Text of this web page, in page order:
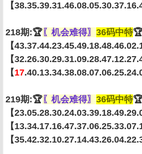
【
218期:🏆〖机会难得〗 36码中特
【
【
【17
219期:🏆〖机会难得〗 36码中特
【
【
【